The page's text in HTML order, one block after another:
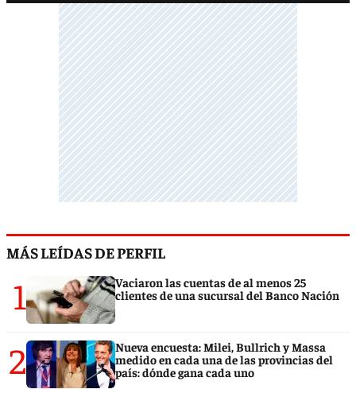
MÁS LEÍDAS DE PERFIL
1
Vaciaron las cuentas de al menos 25
clientes de una sucursal del Banco Nación
2
Nueva encuesta: Milei, Bullrich y Massa
medido en cada una de las provincias del
país: dónde gana cada uno